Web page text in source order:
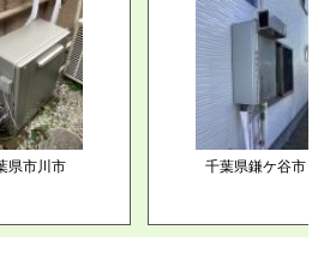
川市 千葉県鎌ケ谷市